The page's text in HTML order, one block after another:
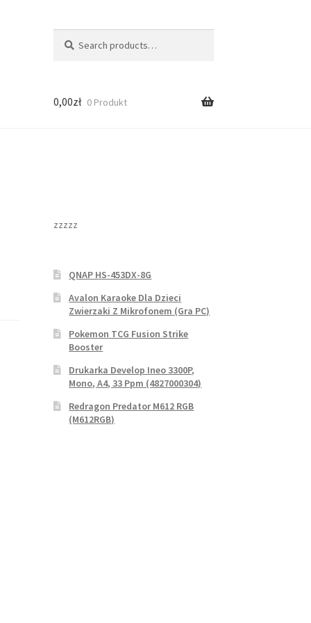
for:
0,00zł 0 Produkt
zzzzz
QNAP HS-453DX-8G
Avalon Karaoke Dla Dzieci
Zwierzaki Z Mikrofonem (Gra PC)
Pokemon TCG Fusion Strike
Booster
Drukarka Develop Ineo 3300P,
Mono, A4, 33 Ppm (4827000304)
Redragon Predator M612 RGB
(M612RGB)